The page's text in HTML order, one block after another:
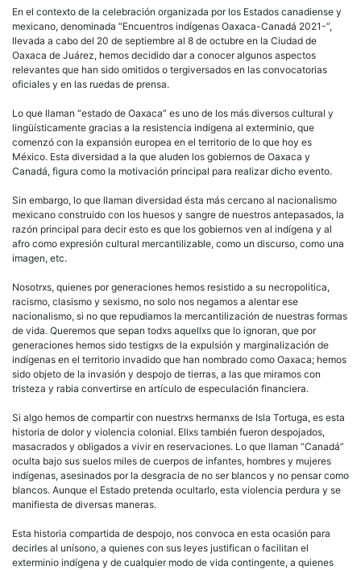
En el contexto de la celebración organizada por los Estados canadiense y
mexicano, denominada “Encuentros indígenas Oaxaca-Canadá 2021-”,
llevada a cabo del 20 de septiembre al 8 de octubre en la Ciudad de
Oaxaca de Juárez, hemos decidido dar a conocer algunos aspectos
relevantes que han sido omitidos o tergiversados en las convocatorias
oficiales y en las ruedas de prensa.
Lo que llaman “estado de Oaxaca” es uno de los más diversos cultural y
lingüísticamente gracias a la resistencia indígena al exterminio, que
comenzó con la expansión europea en el territorio de lo que hoy es
México. Esta diversidad a la que aluden los gobiernos de Oaxaca y
Canadá, figura como la motivación principal para realizar dicho evento.
Sin embargo, lo que llaman diversidad ésta más cercano al nacionalismo
mexicano construido con los huesos y sangre de nuestros antepasados, la
razón principal para decir esto es que los gobiernos ven al indígena y al
afro como expresión cultural mercantilizable, como un discurso, como una
imagen, etc.
Nosotrxs, quienes por generaciones hemos resistido a su necropolitica,
racismo, clasismo y sexismo, no solo nos negamos a alentar ese
nacionalismo, si no que repudiamos la mercantilización de nuestras formas
de vida. Queremos que sepan todxs aquellxs que lo ignoran, que por
generaciones hemos sido testigxs de la expulsión y marginalización de
indígenas en el territorio invadido que han nombrado como Oaxaca; hemos
sido objeto de la invasión y despojo de tierras, a las que miramos con
tristeza y rabia convertirse en artículo de especulación financiera.
Si algo hemos de compartir con nuestrxs hermanxs de Isla Tortuga, es esta
historia de dolor y violencia colonial. Ellxs también fueron despojados,
masacrados y obligados a vivir en reservaciones. Lo que llaman “Canadá”
oculta bajo sus suelos miles de cuerpos de infantes, hombres y mujeres
indígenas, asesinados por la desgracia de no ser blancos y no pensar como
blancos. Aunque el Estado pretenda ocultarlo, esta violencia perdura y se
manifiesta de diversas maneras.
Esta historia compartida de despojo, nos convoca en esta ocasión para
decirles al unísono, a quienes con sus leyes justifican o facilitan el
exterminio indígena y de cualquier modo de vida contingente, a quienes